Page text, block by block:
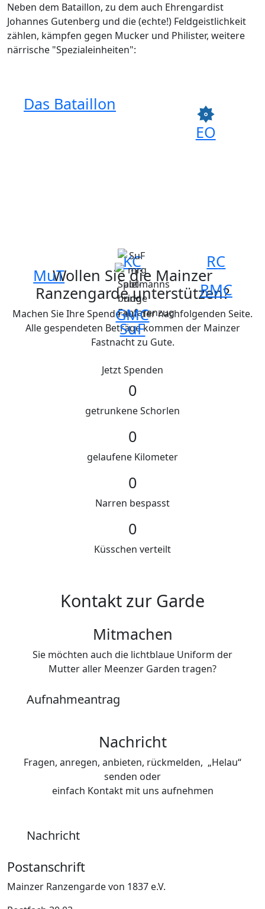
Neben dem Bataillon, zu dem auch Ehrengardist
Johannes Gutenberg und die (echte!) Feldgeistlichkeit
zählen, kämpfen gegen Mucker und Philister, weitere
närrische "Spezialeinheiten":
Das Bataillon
EO
KC RC
MuT
SuF
GMC
RMC
Wollen Sie die Mainzer
Ranzengarde unterstützen?
Machen Sie Ihre Spende auf der nachfolgenden Seite.
Alle gespendeten Beträge kommen der Mainzer
Fastnacht zu Gute.
Jetzt Spenden
0
getrunkene Schorlen
0
gelaufene Kilometer
0
Narren bespasst
0
Küsschen verteilt
Kontakt zur Garde
Mitmachen
Sie möchten auch die lichtblaue Uniform der
Mutter aller Meenzer Garden tragen?
Aufnahmeantrag
Nachricht
Fragen, anregen, anbieten, rückmelden, „Helau“
senden oder
einfach Kontakt mit uns aufnehmen
Nachricht
Postanschrift
Mainzer Ranzengarde von 1837 e.V.